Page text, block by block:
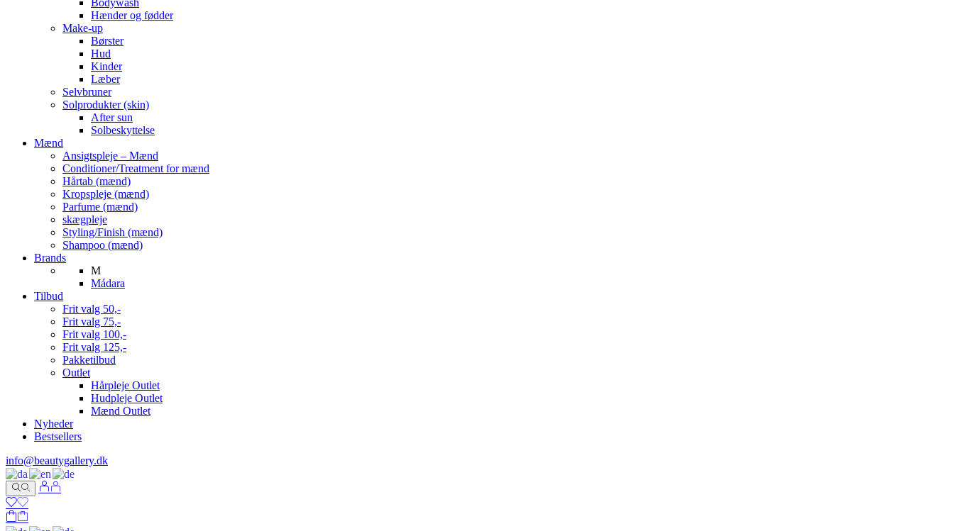
Bodywash
Hænder og fødder
Make-up
Børster
Hud
Kinder
Læber
Selvbruner
Solprodukter (skin)
After sun
Solbeskyttelse
Mænd
Ansigtspleje – Mænd
Conditioner/Treatment for mænd
Hårtab (mænd)
Kropspleje (mænd)
Parfume (mænd)
skægpleje
Styling/Finish (mænd)
Shampoo (mænd)
Brands
M
Mádara
Tilbud
Frit valg 50,-
Frit valg 75,-
Frit valg 100,-
Frit valg 125,-
Pakketilbud
Outlet
Hårpleje Outlet
Hudpleje Outlet
Mænd Outlet
Nyheder
Bestsellers
info@beautygallery.dk